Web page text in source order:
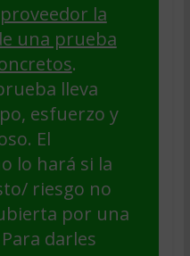
la
una prueba
.
lleva
esfuerzo y
El
lo hará si la
riesgo no
por una
darles